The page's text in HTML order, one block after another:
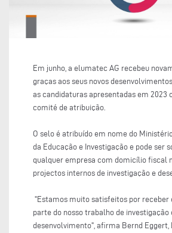
Em junho, a elumatec AG recebeu
graças aos seus novos
as candidaturas apresentadas em 2023
comité de atribuição.
O selo é atribuído em nome do
da Educação e Investigação e pode ser
qualquer empresa com domicílio fiscal
projectos internos de investigação e
"Estamos muito satisfeitos por receber
parte do nosso trabalho de investigação
desenvolvimento", afirma Bernd Eggert,